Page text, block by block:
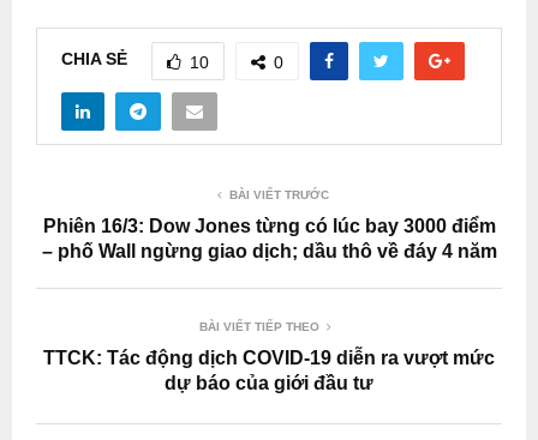
CHIA SẺ 10 0
BÀI VIẾT TRƯỚC
Phiên 16/3: Dow Jones từng có lúc bay 3000 điểm
– phố Wall ngừng giao dịch; dầu thô về đáy 4 năm
BÀI VIẾT TIẾP THEO
TTCK: Tác động dịch COVID-19 diễn ra vượt mức
dự báo của giới đầu tư